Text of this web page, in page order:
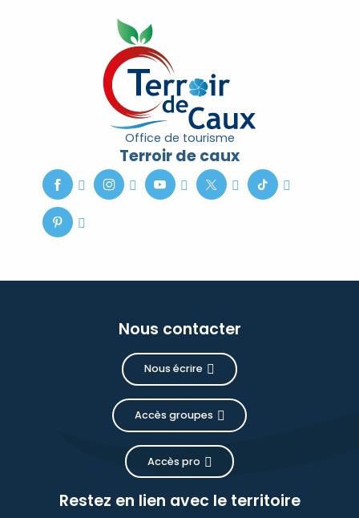
Office de tourisme
Terroir de caux
Nous contacter
Nous écrire
Accès groupes
Accès pro
Restez en lien avec le territoire